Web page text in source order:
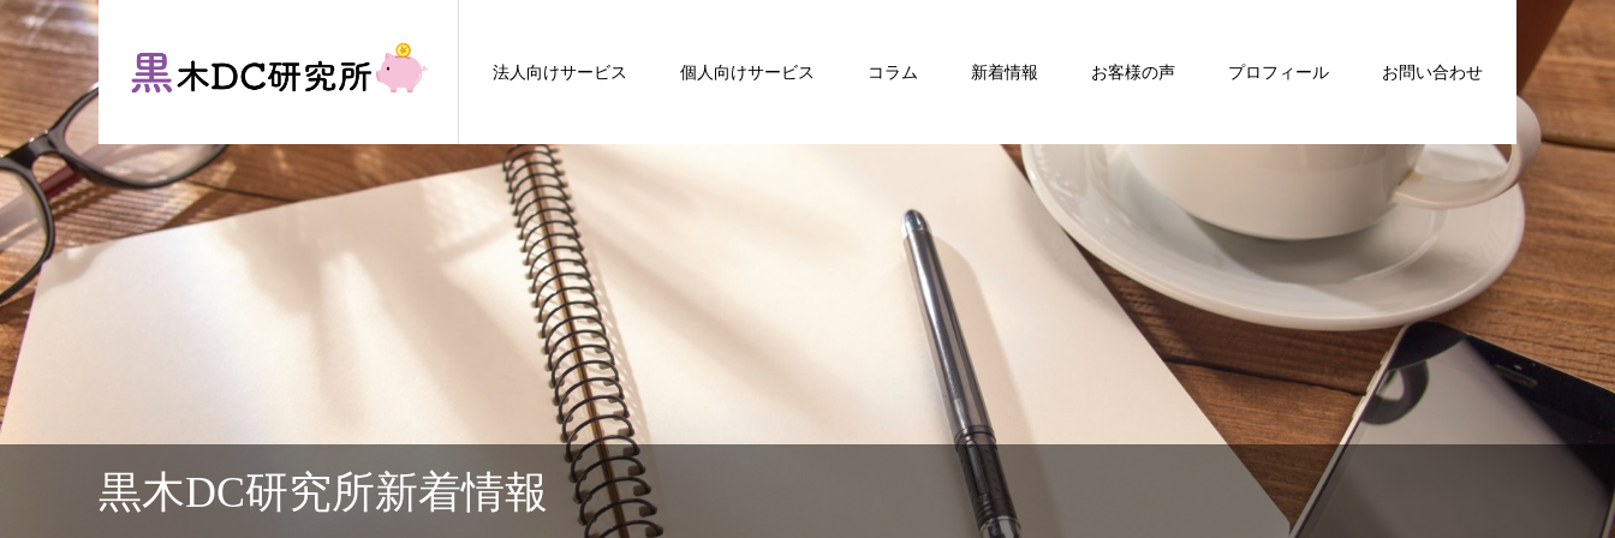
法人向けサービス 個人向けサービス コラム 新着情報 お客様の声 プロフィール お問い合わせ
黒木DC研究所新着情報